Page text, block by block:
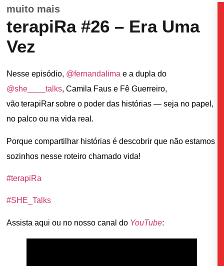
muito mais
terapiRa #26 – Era Uma
Vez
Nesse episódio, @fernandalima e a dupla do
@she____talks, Camila Faus e Fê Guerreiro,
vão terapiRar sobre o poder das histórias — seja no papel,
no palco ou na vida real.
Porque compartilhar histórias é descobrir que não estamos
sozinhos nesse roteiro chamado vida!
#terapiRa
#SHE_Talks
Assista aqui ou no nosso canal do YouTube: